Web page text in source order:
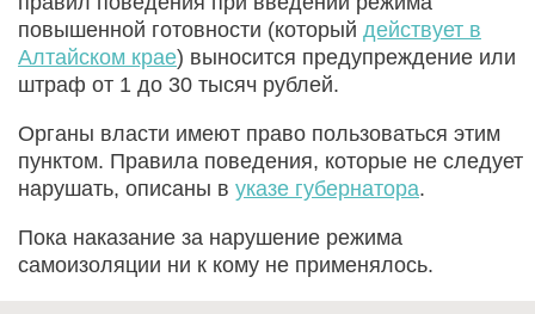
повышенной готовности (который действует в
Алтайском крае) выносится предупреждение или
штраф от 1 до 30 тысяч рублей.
Органы власти имеют право пользоваться этим
пунктом. Правила поведения, которые не следует
нарушать, описаны в указе губернатора.
Пока наказание за нарушение режима
самоизоляции ни к кому не применялось.